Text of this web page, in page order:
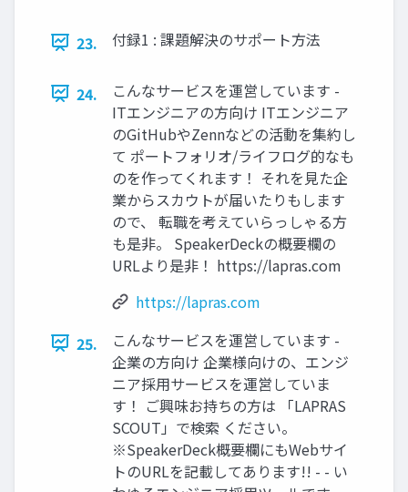
23. 付録1 : 課題解決のサポート方法
24.
こんなサービスを運営しています -
ITエンジニアの方向け ITエンジニア
のGitHubやZennなどの活動を集約し
て ポートフォリオ/ライフログ的なも
のを作ってくれます！ それを見た企
業からスカウトが届いたりもします
ので、 転職を考えていらっしゃる方
も是非。 SpeakerDeckの概要欄の
URLより是非！ https://lapras.com
https://lapras.com
25.
こんなサービスを運営しています -
企業の方向け 企業様向けの、エンジ
ニア採用サービスを運営していま
す！ ご興味お持ちの方は 「LAPRAS
SCOUT」で検索 ください。
※SpeakerDeck概要欄にもWebサイ
トのURLを記載してあります!! - - い